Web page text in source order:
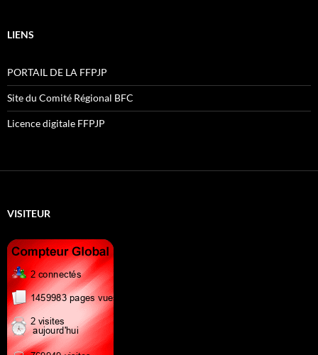
LIENS
PORTAIL DE LA FFPJP
Site du Comité Régional BFC
Licence digitale FFPJP
VISITEUR